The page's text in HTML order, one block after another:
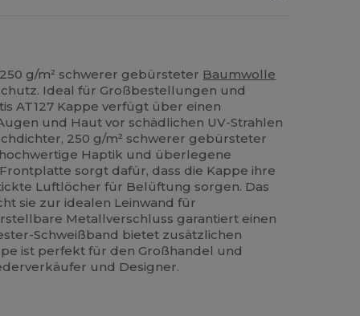
g/m² schwerer gebürsteter Baumwolle
Ideal für Großbestellungen und
AT127 Kappe verfügt über einen
und Haut vor schädlichen UV-Strahlen
250 g/m² schwerer gebürsteter
Haptik und überlegene
sorgt dafür, dass die Kappe ihre
Luftlöcher für Belüftung sorgen. Das
sie zur idealen Leinwand für
Metallverschluss garantiert einen
Schweißband bietet zusätzlichen
ist perfekt für den Großhandel und
und Designer.